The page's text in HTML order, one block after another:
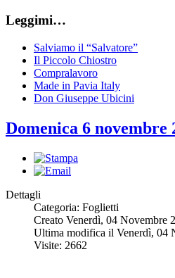
Leggimi…
Salviamo il “Salvatore”
Il Piccolo Chiostro
Compralavoro
Made in Pavia Italy
Don Giuseppe Ubicini
Domenica 6 novembre
Dettagli
Categoria: Foglietti
Creato Venerdì, 04 Novembre
Ultima modifica il Venerdì, 04
Visite: 2662